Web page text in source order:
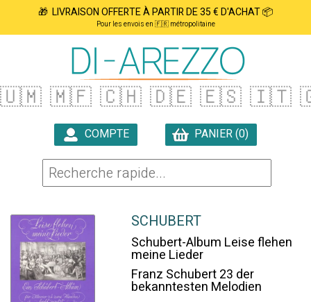
🎁 LIVRAISON OFFERTE À PARTIR DE 35 € D'ACHAT 📦
Pour les envois en 🇫🇷 métropolitaine
🇺🇲 🇲🇫 🇨🇭 🇩🇪 🇪🇸 🇮🇹
COMPTE
PANIER (0)
SCHUBERT
Schubert-Album Leise flehen
meine Lieder
Franz Schubert 23 der
bekanntesten Melodien